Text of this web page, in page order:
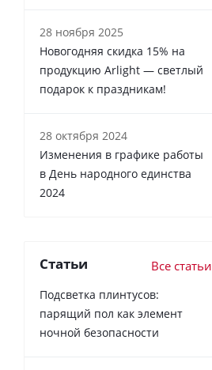
28 ноября 2025
Новогодняя скидка 15% на
продукцию Arlight — светлый
подарок к праздникам!
28 октября 2024
Изменения в графике работы
в День народного единства
2024
Статьи Все статьи
Подсветка плинтусов:
парящий пол как элемент
ночной безопасности